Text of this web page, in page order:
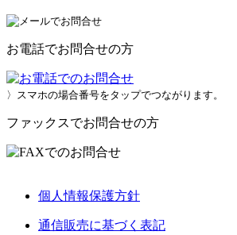
お電話でお問合せの方
〉スマホの場合番号をタップでつながります。
ファックスでお問合せの方
個人情報保護方針
通信販売に基づく表記